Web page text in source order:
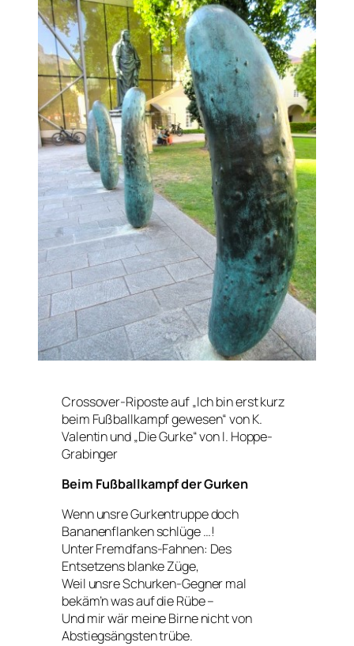
Crossover-Riposte auf „Ich bin erst kurz
beim Fußballkampf gewesen“ von K.
Valentin und „Die Gurke“ von I. Hoppe-
Grabinger
Beim Fußballkampf der Gurken
Wenn unsre Gurkentruppe doch
Bananenflanken schlüge …!
Unter Fremdfans-Fahnen: Des
Entsetzens blanke Züge,
Weil unsre Schurken-Gegner mal
bekäm’n was auf die Rübe –
Und mir wär meine Birne nicht von
Abstiegsängsten trübe.